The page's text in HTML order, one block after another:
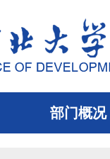
部门概况